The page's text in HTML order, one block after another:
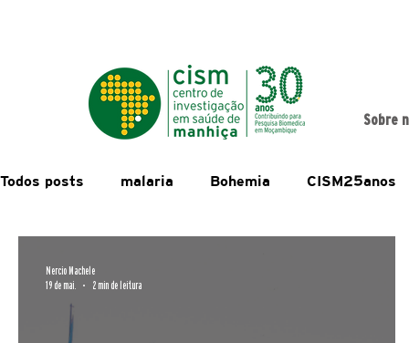
Sobre
Todos posts malaria Bohemia CISM25anos
Capacity Building
Nercio Machele
19 de mai.
2 min de leitura